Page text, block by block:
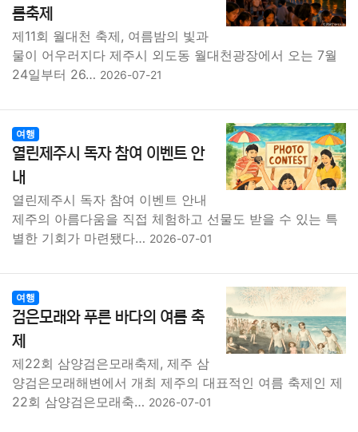
름축제
제11회 월대천 축제, 여름밤의 빛과
물이 어우러지다 제주시 외도동 월대천광장에서 오는 7월
24일부터 26… 2026-07-21
여행
열린제주시 독자 참여 이벤트 안
내
열린제주시 독자 참여 이벤트 안내
제주의 아름다움을 직접 체험하고 선물도 받을 수 있는 특
별한 기회가 마련됐다… 2026-07-01
여행
검은모래와 푸른 바다의 여름 축
제
제22회 삼양검은모래축제, 제주 삼
양검은모래해변에서 개최 제주의 대표적인 여름 축제인 제
22회 삼양검은모래축… 2026-07-01